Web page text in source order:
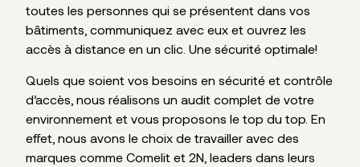
toutes les personnes qui se présentent dans vos
bâtiments, communiquez avec eux et ouvrez les
accès à distance en un clic. Une sécurité optimale!
Quels que soient vos besoins en sécurité et contrôle
d’accès, nous réalisons un audit complet de votre
environnement et vous proposons le top du top. En
effet, nous avons le choix de travailler avec des
marques comme Comelit et 2N, leaders dans leurs